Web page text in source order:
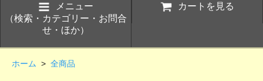
メニュー
（検索・カテゴリー・お問合
せ・ほか）
カートを見る
ホーム > 全商品